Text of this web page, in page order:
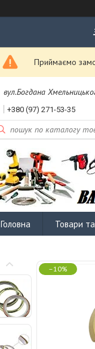
Приймаємо
вул.Богдана
+380 (97) 271-53-35
Головна Товари
–10%